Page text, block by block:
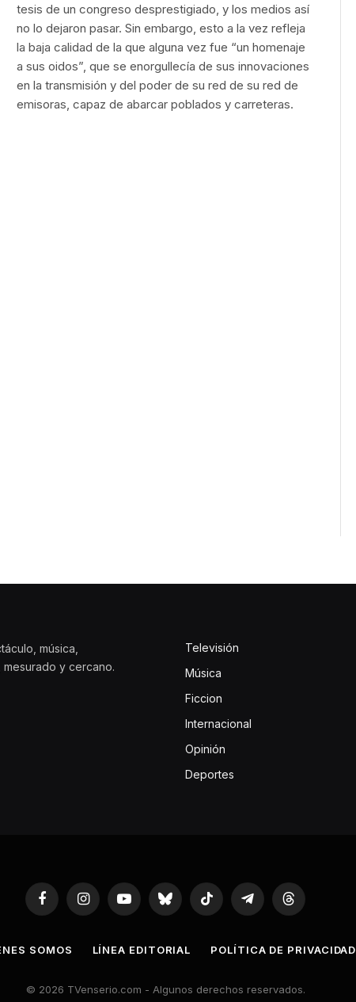
tesis de un congreso desprestigiado, y los medios así
no lo dejaron pasar. Sin embargo, esto a la vez refleja
la baja calidad de la que alguna vez fue “un homenaje
a sus oidos”, que se enorgullecía de sus innovaciones
en la transmisión y del poder de su red de su red de
emisoras, capaz de abarcar poblados y carreteras.
música,
y cercano.
Televisión
Música
Ficcion
Internacional
Opinión
Deportes
FacebookInstagramYouTubeBluesky TikTok TelegramThreads
SOMOS LÍNEA EDITORIAL POLÍTICA DE PRIVACIDAD
© 2026 TVenserio.com - Algunos derechos reservados.